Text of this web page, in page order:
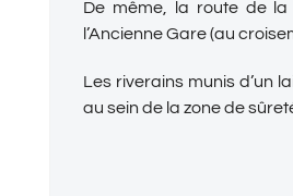
De même, la route de
l’Ancienne Gare (au
Les riverains munis d’un
au sein de la zone de